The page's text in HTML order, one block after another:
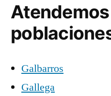
Galbarros
Gallega